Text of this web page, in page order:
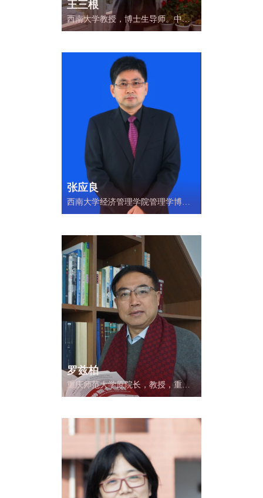
王三根
西南大学教授，博士生导师。中国
植物生理与植物分子生物学学会理
业部有突出贡献的专家，获得国务
院颁发的政府特殊津贴，重庆市首
届名师，重庆市教书育人楷模。
张应良
西南大学经济管理学院管理学博
士、教授、博士研究生指导教师。
席专家，重庆市第二批高等学校优
秀人才资助计划获得者、教育部人
文社会科学研究项目评审专家、教
育部科技发展中心中国科技论文在
线通讯评审专家、重庆市科技咨询
专家、重庆市第一届社会科学入库
专家组管理学科组成员。
罗兹柏
重庆师范大学原院长，教授，重庆
市政府旅游发展高级顾问，重庆旅
来研究会副会长，中国自然资源学
会旅游资源研究专委会副主任，世
界休闲组织中国分会常务理事、中
国城市发展研究院专家委员。